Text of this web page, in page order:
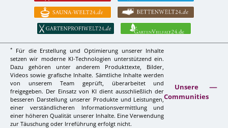
*
Für die Erstellung und Optimierung unserer Inhalte
setzen wir moderne KI-Technologien unterstützend ein.
Dazu gehören unter anderem Produkttexte, Bilder,
Videos sowie grafische Inhalte. Sämtliche Inhalte werden
von unserem Team geprüft, überarbeitet und
freigegeben. Der Einsatz von KI dient ausschließlich der
besseren Darstellung unserer Produkte und Leistungen,
einer verständlicheren Informationsvermittlung und
einer höheren Qualität unserer Inhalte. Eine Verwendung
zur Täuschung oder Irreführung erfolgt nicht.
Unsere
Communities